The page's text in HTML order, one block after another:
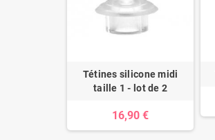
Tétines silicone midi
taille 1 - lot de 2
16,90 €